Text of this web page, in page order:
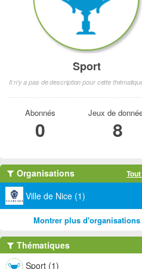
Sport
Il n'y a pas de description pour cette
Abonnés
0
Jeux de
8
Organisations
Ville de Nice (1)
Montrer plus d'organisations
Thématiques
Sport (1)